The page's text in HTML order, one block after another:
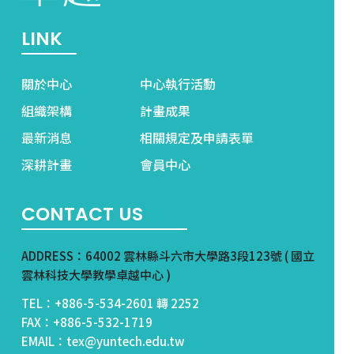
LINK
關於中心
中心執行活動
組織架構
計畫成果
最新消息
相關規定及申請表單
深耕計畫
會員中心
CONTACT US
ADDRESS：64002 雲林縣斗六市大學路3段123號 ( 國立
雲林科技大學教學卓越中心 )
TEL：+886-5-534-2601 轉 2252
FAX：+886-5-532-1719
EMAIL：tex@yuntech.edu.tw